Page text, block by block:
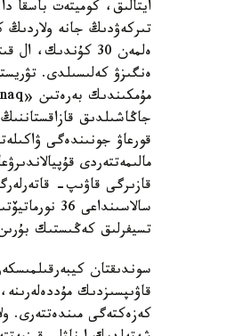
ەنگىزۋ كەلىسىلدى.
جاڭاشىلدىق
قورعاۋ جونىندەگى
مالىمەتتەردى
قازىرگى قاۋىپ-
تسيفرلىق كەڭىستىك
سوندىقتان
قاۋىپسىزدىك
كەزەكتەگى مىندەتتەرى.